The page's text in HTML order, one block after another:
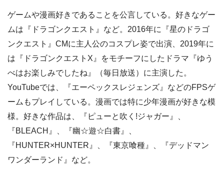
ゲームや漫画好きであることを公言している。好きなゲー
ムは『ドラゴンクエスト』など。2016年に『星のドラゴ
ンクエスト』CMに主人公のコスプレ姿で出演、2019年に
は『ドラゴンクエストX』をモチーフにしたドラマ『ゆう
べはお楽しみでしたね』（毎日放送）に主演した。
YouTubeでは、『エーペックスレジェンズ』などのFPSゲ
ームもプレイしている。漫画では特に少年漫画が好きな模
様。好きな作品は、『ピューと吹く!ジャガー』、
『BLEACH』、『幽☆遊☆白書』、
『HUNTER×HUNTER』、『東京喰種』、『デッドマン
ワンダーランド』など。